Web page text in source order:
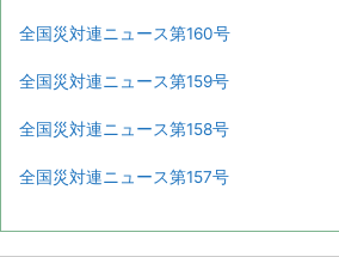
全国災対連ニュース第160号
全国災対連ニュース第159号
全国災対連ニュース第158号
全国災対連ニュース第157号